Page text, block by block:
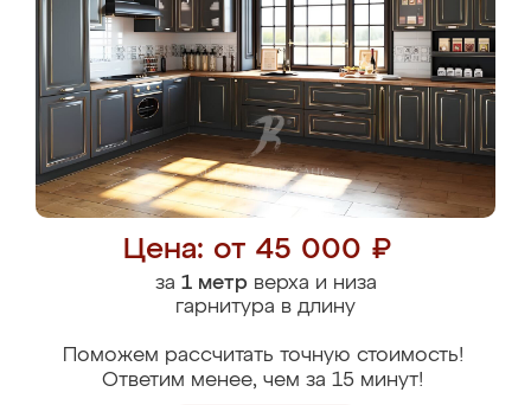
Цена: от 45 000 ₽
за 1 метрверха и низа
гарнитура в длину
Поможем рассчитать точную стоимость!
Ответим менее, чем за 15 минут!